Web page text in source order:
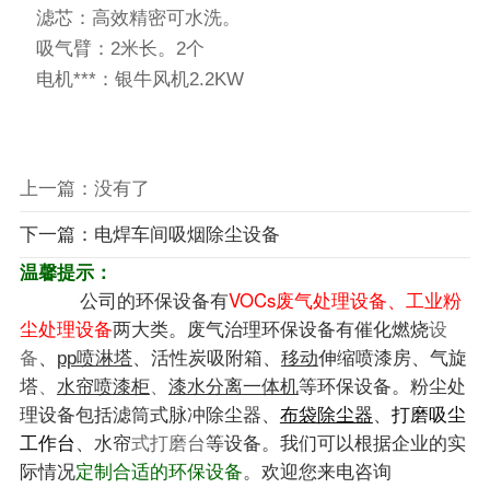
滤芯：高效精密可水洗。
吸气臂：2米长。2个
电机***：银牛风机2.2KW
上一篇：没有了
下一篇：电焊车间吸烟除尘设备
温馨提示：
公司的环保设备有VOCs废气处理设备、工业粉
尘处理设备两大类。废气治理环保设备有催化燃烧设
备、 pp喷淋塔、 活性炭吸附箱、 移动伸缩喷漆房、
气旋
塔、 水帘喷漆柜、 漆水分离一体机等环保设备。粉尘处
理设备包括滤筒式脉冲除尘器、
布袋除尘器、
打磨吸尘
工作台、 水帘式打磨台等设备。我们可以根据企业的实
际情况定制合适的环保设备。欢迎您来电咨询